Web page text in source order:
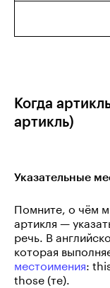
Когда
артикль)
Указательные
Помните, о чём
артикля —
речь. В
которая
местоимения:
those (те).